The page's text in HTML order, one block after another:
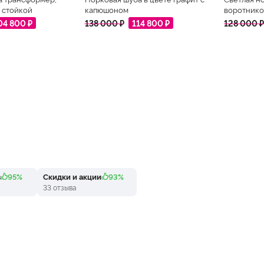
800 ₽
капюшоном
138 000 ₽ 114 800 ₽ 128 000 ₽
95% Скидки и акции 93%
33 отзыва